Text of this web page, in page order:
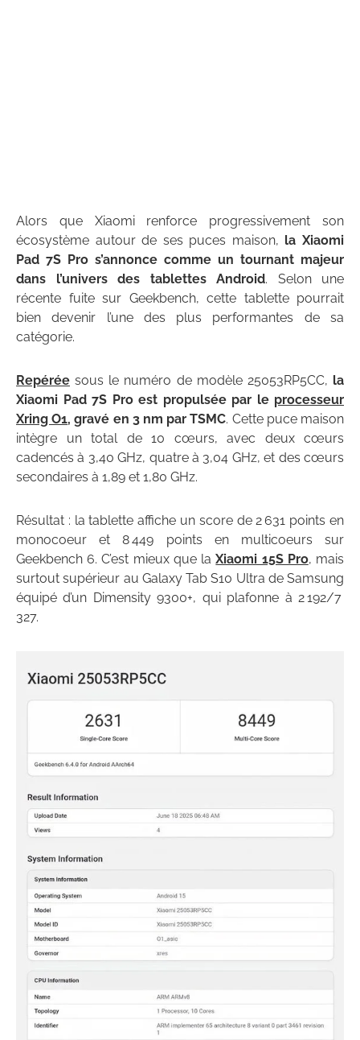
Alors que Xiaomi renforce progressivement son
écosystème autour de ses puces maison, la Xiaomi
Pad 7S Pro s’annonce comme un tournant majeur
dans l’univers des tablettes Android. Selon une
récente fuite sur Geekbench, cette tablette pourrait
bien devenir l’une des plus performantes de sa
catégorie.
Repérée sous le numéro de modèle 25053RP5CC, la
Xiaomi Pad 7S Pro est propulsée par le processeur
Xring O1, gravé en 3 nm par TSMC. Cette puce maison
intègre un total de 10 cœurs, avec deux cœurs
cadencés à 3,40 GHz, quatre à 3,04 GHz, et des cœurs
secondaires à 1,89 et 1,80 GHz.
Résultat : la tablette affiche un score de 2 631 points en
monocoeur et 8 449 points en multicoeurs sur
Geekbench 6. C’est mieux que laXiaomi 15S Pro, mais
surtout supérieur au Galaxy Tab S10 Ultra de Samsung
équipé d’un Dimensity 9300+, qui plafonne à 2 192/7
327.